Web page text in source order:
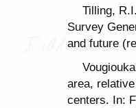
Tilling,
Survey
and future
area,
centers. In: